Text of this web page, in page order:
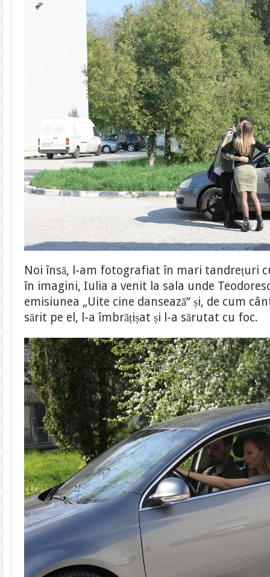
Noi însă, l-am fotografiat în mari tandrețuri
în imagini, Iulia a venit la sala unde
emisiunea „Uite cine dansează” și, de cum
sărit pe el, l-a îmbrățișat și l-a sărutat cu foc.